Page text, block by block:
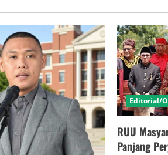
Editorial/
RUU
Panjang